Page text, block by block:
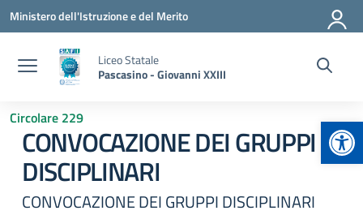
Vai ai contenuti
Vai al menu di navigazione
Vai al footer
Ministero dell'Istruzione e del Merito
Liceo Statale
Pascasino - Giovanni XXIII
Circolare 229
CONVOCAZIONE DEI GRUPPI
DISCIPLINARI
CONVOCAZIONE DEI GRUPPI DISCIPLINARI